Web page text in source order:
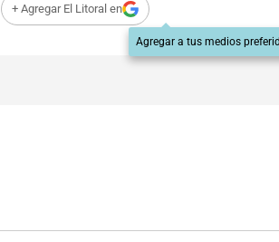
+ Agregar El Litoral en
Agregar a tus medios